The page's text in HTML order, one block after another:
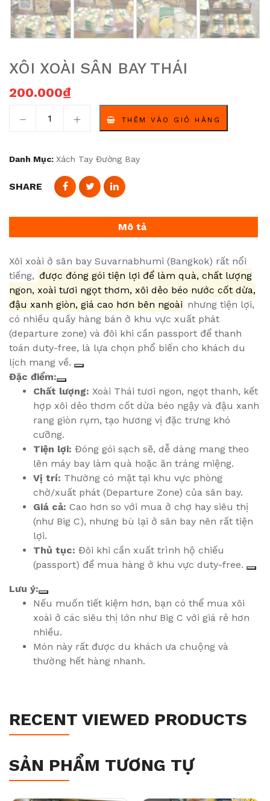
XÔI XOÀI SÂN BAY THÁI
200.000₫
THÊM VÀO GIỎ HÀNG
Danh Mục: Xách Tay Đường Bay
SHARE
Mô tả
Xôi xoài ở sân bay Suvarnabhumi (Bangkok) rất nổi
tiếng, được đóng gói tiện lợi để làm quà, chất lượng
ngon, xoài tươi ngọt thơm, xôi dẻo béo nước cốt dừa,
đậu xanh giòn, giá cao hơn bên ngoài nhưng tiện lợi,
có nhiều quầy hàng bán ở khu vực xuất phát
(departure zone) và đôi khi cần passport để thanh
toán duty-free, là lựa chọn phổ biến cho khách du
lịch mang về.
Đặc điểm:
Chất lượng: Xoài Thái tươi ngon, ngọt thanh, kết
hợp xôi dẻo thơm cốt dừa béo ngậy và đậu xanh
rang giòn rụm, tạo hương vị đặc trưng khó
cưỡng.
Tiện lợi: Đóng gói sạch sẽ, dễ dàng mang theo
lên máy bay làm quà hoặc ăn tráng miệng.
Vị trí: Thường có mặt tại khu vực phòng
chờ/xuất phát (Departure Zone) của sân bay.
Giá cả: Cao hơn so với mua ở chợ hay siêu thị
(như Big C), nhưng bù lại ở sân bay nên rất tiện
lợi.
Thủ tục: Đôi khi cần xuất trình hộ chiếu
(passport) để mua hàng ở khu vực duty-free.
Lưu ý:
Nếu muốn tiết kiệm hơn, bạn có thể mua xôi
xoài ở các siêu thị lớn như Big C với giá rẻ hơn
nhiều.
Món này rất được du khách ưa chuộng và
thường hết hàng nhanh.
RECENT VIEWED PRODUCTS
SẢN PHẨM TƯƠNG TỰ